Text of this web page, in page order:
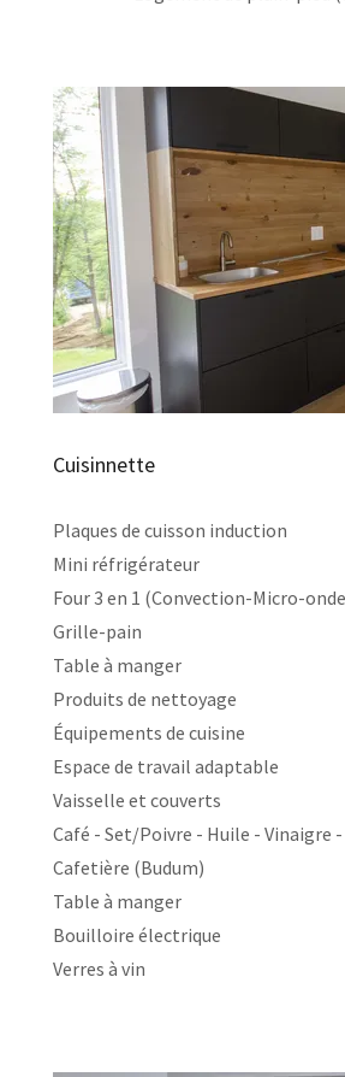
Cuisinnette
Plaques de cuisson induction
Mini réfrigérateur
Four 3 en 1 (Convection-Micro-
Grille-pain
Table à manger
Produits de nettoyage
Équipements de cuisine
Espace de travail adaptable
Vaisselle et couverts
Café - Set/Poivre - Huile - Vinaigre -
Cafetière (Budum)
Table à manger
Bouilloire électrique
Verres à vin